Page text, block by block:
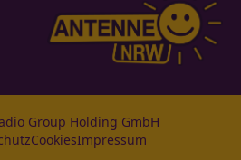
Group Holding GmbH
CookiesImpressum